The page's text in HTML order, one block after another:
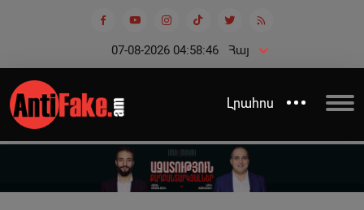
07-08-2026 04:58:47 Հայ
Լրահոս